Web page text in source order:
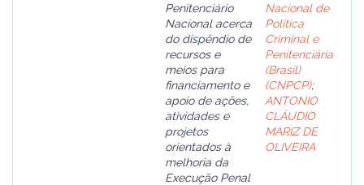
Penitenciário
Nacional acerca
do dispêndio de
recursos e
meios para
financiamento e
apoio de ações,
atividades e
projetos
orientados à
melhoria da
Execução Penal
Nacional de
Política
Criminal e
Penitenciária
(Brasil)
(CNPCP);
ANTONIO
CLÁUDIO
MARIZ DE
OLIVEIRA